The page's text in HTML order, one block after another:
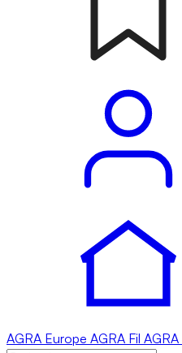
AGRA Europe AGRA Fil AGRA